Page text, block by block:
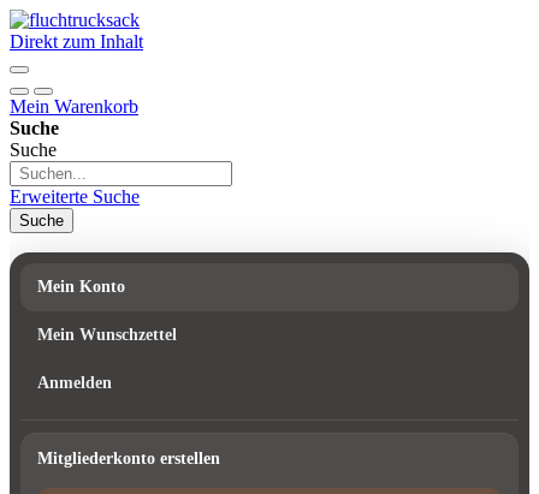
Direkt zum Inhalt
Mein Warenkorb
Suche
Suche
Erweiterte Suche
Suche
Mein Konto
Mein Wunschzettel
Anmelden
Mitgliederkonto erstellen